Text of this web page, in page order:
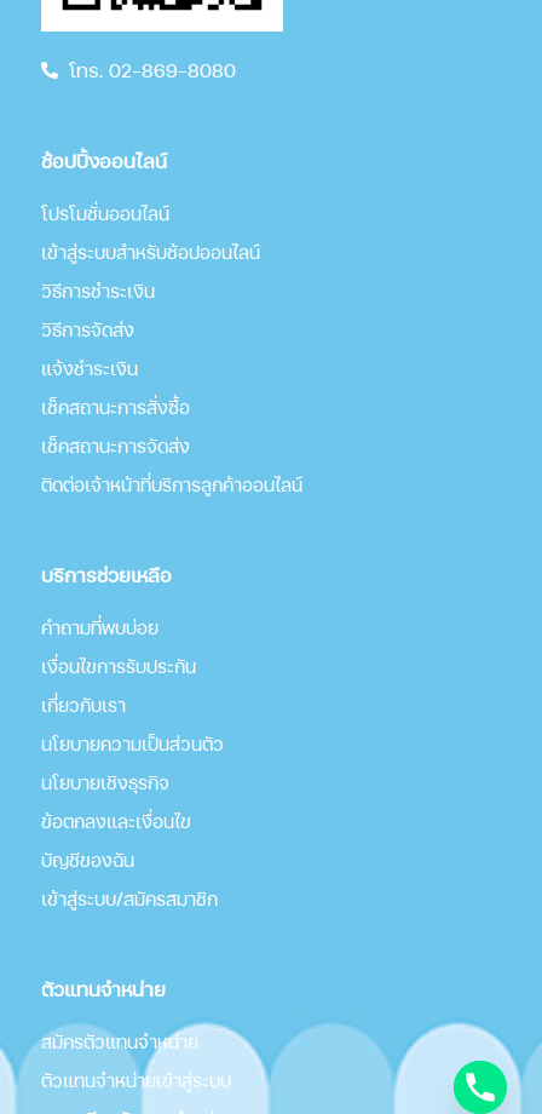
โทร. 02-869-8080
ช้อปปิ้งออนไลน์
โปรโมชั่นออนไลน์
เข้าสู่ระบบสำหรับช้อปออนไลน์
วิธีการชำระเงิน
วิธีการจัดส่ง
แจ้งชำระเงิน
เช็คสถานะการสั่งซื้อ
เช็คสถานะการจัดส่ง
ติดต่อเจ้าหน้าที่บริการลูกค้าออนไลน์
บริการช่วยเหลือ
คำถามที่พบบ่อย
เงื่อนไขการรับประกัน
เกี่่ยวกับเรา
นโยบายความเป็นส่วนตัว
นโยบายเชิงธุรกิจ
ข้อตกลงและเงื่อนไข
บัญชีของฉัน
เข้าสู่ระบบ/สมัครสมาชิก
ตัวแทนจำหน่าย
สมัครตัวแทนจำหน่าย
ตัวแทนจำหน่ายเข้าสู่ระบบ